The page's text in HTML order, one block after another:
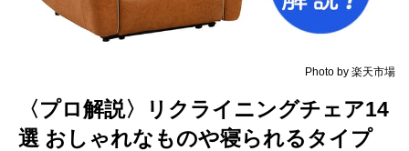
Photo by 楽天市場
〈プロ解説〉リクライニングチェア14
選 おしゃれなものや寝られるタイプ